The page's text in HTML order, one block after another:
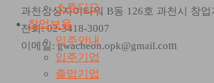
스튜디오
창업보육
입주안내
입주기업
졸업기업
과천상상자이타워 B동 126호 과천시 창업
전화: 02-3418-3007
이메일: gwacheon.opk@gmail.com